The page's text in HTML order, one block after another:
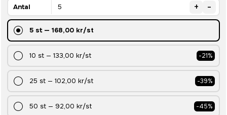
Antal + -
5 st— 168,00 kr/st
10 st — 133,00 kr/st -21%
25 st — 102,00 kr/st -39%
50 st — 92,00 kr/st -45%